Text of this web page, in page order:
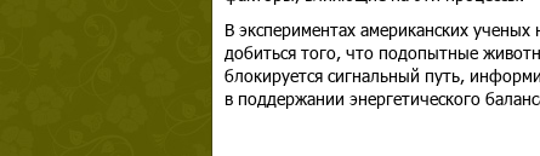
В экспериментах американских
добиться того, что подопытные
блокируется сигнальный путь,
в поддержании энергетического